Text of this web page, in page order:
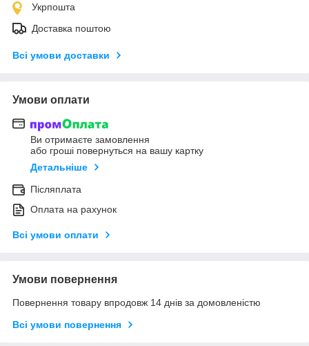
Укрпошта
Доставка поштою
Всі умови доставки
Умови оплати
Ви отримаєте замовлення
або гроші повернуться на вашу картку
Детальніше
Післяплата
Оплата на рахунок
Всі умови оплати
Умови повернення
Повернення товару впродовж 14 днів за домовленістю
Всі умови повернення